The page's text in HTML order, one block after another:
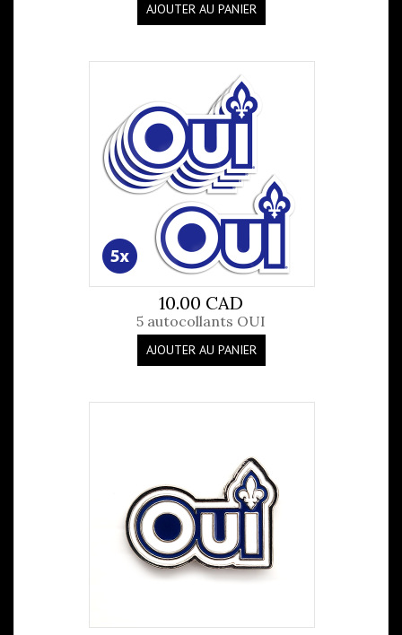
AJOUTER AU PANIER
10.00 CAD
5 autocollants OUI
AJOUTER AU PANIER